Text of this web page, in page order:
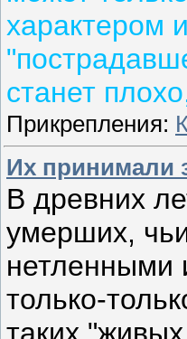
характером
станет
Прикрепления:
Их принимали
В древних
умерших,
нетленными
только-